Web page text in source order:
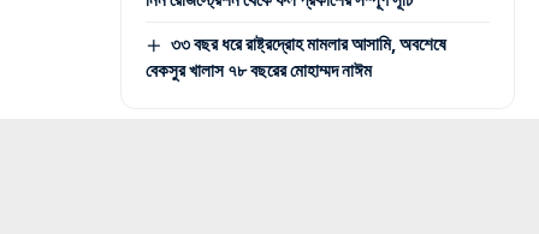
৩৩ বছর ধরে রাষ্ট্রদ্রোহ মামলার আসামি, অবশেষে
বেকসুর খালাস ৭৮ বছরের মোহাম্মদ নাঈম